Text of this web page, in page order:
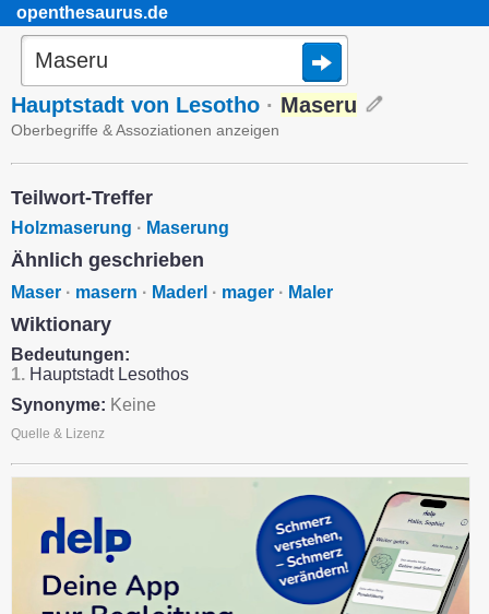
openthesaurus.de
Hauptstadt von Lesotho · Maseru
Oberbegriffe & Assoziationen anzeigen
Teilwort-Treffer
Holzmaserung · Maserung
Ähnlich geschrieben
Maser · masern · Maderl · mager · Maler
Wiktionary
Bedeutungen:
1. Hauptstadt Lesothos
Synonyme: Keine
Quelle & Lizenz